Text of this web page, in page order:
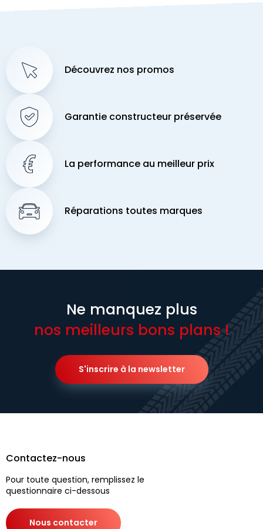
Découvrez nos promos
Garantie constructeur préservée
La performance au meilleur prix
Réparations toutes marques
Ne manquez plus
nos meilleurs bons plans !
S'inscrire à la newsletter
Contactez-nous
Pour toute question, remplissez le
questionnaire ci-dessous
Nous contacter